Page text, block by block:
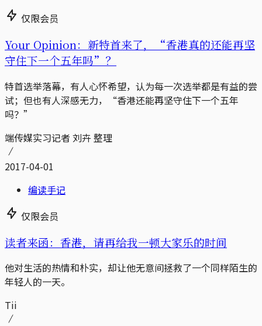
仅限会员
Your Opinion：新特首来了，“香港真的还能再坚
守住下一个五年吗”？
特首选举落幕，有人心怀希望，认为每一次选举都是有益的尝
试；但也有人深感无力，“香港还能再坚守住下一个五年
吗？”
端传媒实习记者 刘卉 整理
2017-04-01
编读手记
仅限会员
读者来函：香港，请再给我一顿大家乐的时间
他对生活的热情和朴实，却让他无意间拯救了一个同样陌生的
年轻人的一天。
Tii